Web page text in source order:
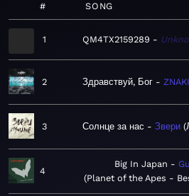
# SONG
1 QM4TX2159289
2 Здравствуй, Бог ZNAKI
3 Солнце за нас Звери
4
Big In Japan
Planet of the Apes -